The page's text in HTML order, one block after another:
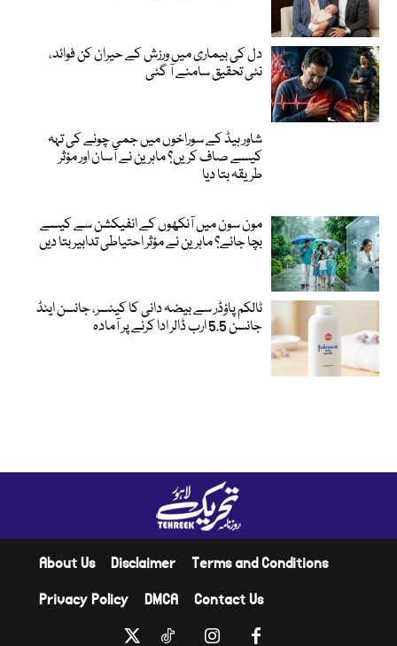
دل کی بیماری میں ورزش کے حیران کن فوائد،
نئی تحقیق سامنے آ گئی
شاور ہیڈ کے سوراخوں میں جمی چونے کی تہہ
کیسے صاف کریں؟ ماہرین نے آسان اور مؤثر
طریقہ بتا دیا
مون سون میں آنکھوں کے انفیکشن سے کیسے
بچا جائے؟ ماہرین نے مؤثر احتیاطی تدابیر بتا دیں
ٹالکم پاؤڈر سے بیضہ دانی کا کینسر، جانسن اینڈ
جانسن 5.5 ارب ڈالر ادا کرنے پر آمادہ
About Us Disclaimer
Terms and Conditions
Privacy Policy
DMCA Contact Us